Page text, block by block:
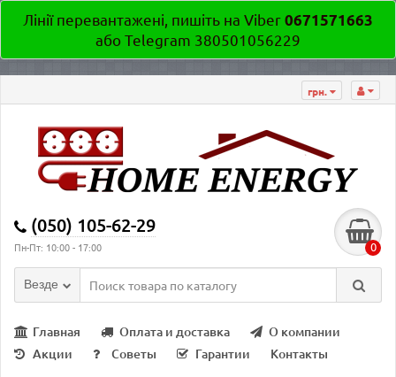
Лінії перевантажені, пишіть на Viber0671571663
або Telegram 380501056229
грн.
(050) 105-62-29
Пн-Пт: 10:00 - 17:00 0
Везде
Главная Оплата и доставка
О компании
Акции
Советы Гарантии Контакты